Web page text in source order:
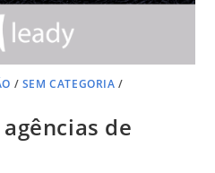
/ SEM CATEGORIA /
de